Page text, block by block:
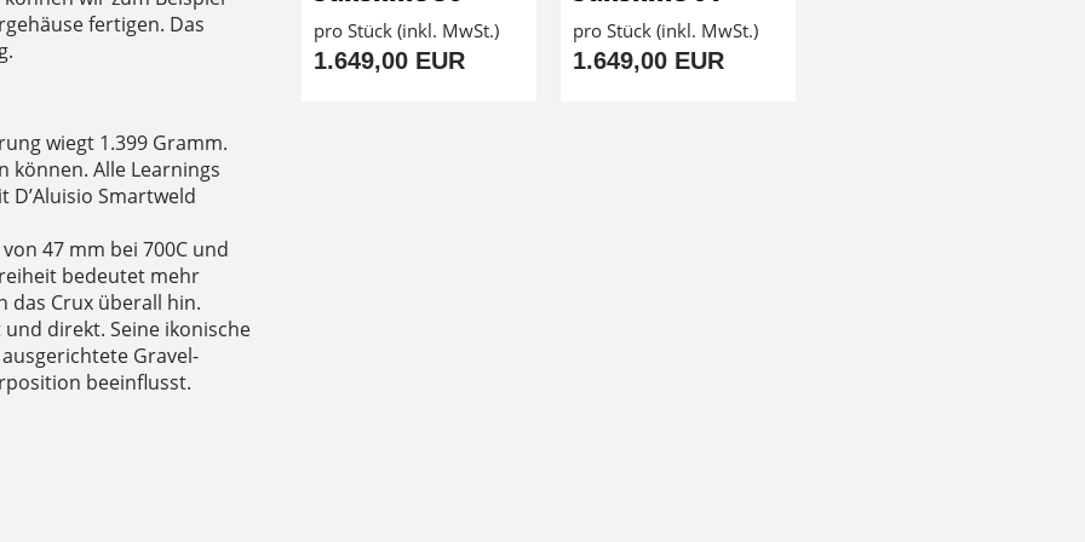
fertigen. Das
wiegt 1.399 Gramm.
können. Alle Learnings
D’Aluisio Smartweld
47 mm bei 700C und
bedeutet mehr
das Crux überall hin.
direkt. Seine ikonische
Gravel-
beeinflusst.
pro Stück (inkl. MwSt.)
1.649,00 EUR
pro Stück (inkl. MwSt.)
1.649,00 EUR